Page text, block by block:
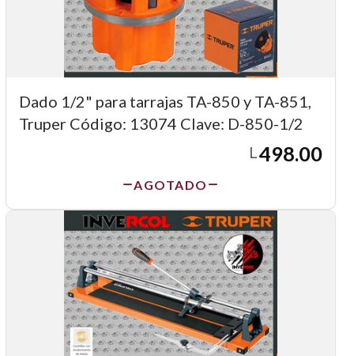
Dado 1/2" para tarrajas TA-850 y TA-851,
Truper Código: 13074 Clave: D-850-1/2
L498.00
AGOTADO